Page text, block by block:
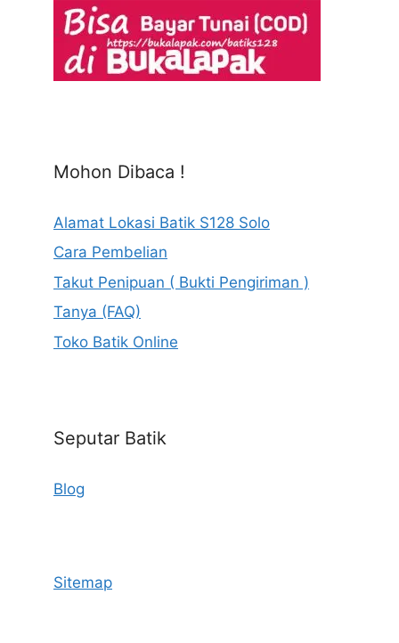
Mohon Dibaca !
Alamat Lokasi Batik S128 Solo
Cara Pembelian
Takut Penipuan ( Bukti Pengiriman )
Tanya (FAQ)
Toko Batik Online
Seputar Batik
Blog
Sitemap